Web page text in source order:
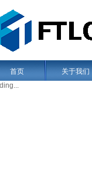
首页 关于我们